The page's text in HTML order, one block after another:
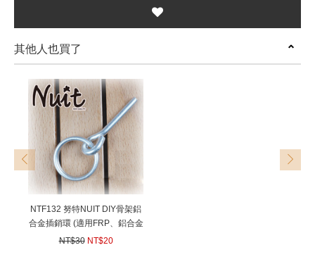
其他人也買了
NTF132 努特NUIT DIY骨架鋁
合金插銷環 (適用FRP、鋁合金
桿) 輕量不生鏽 帳篷骨架插銷
NT$30 NT$20
prev next